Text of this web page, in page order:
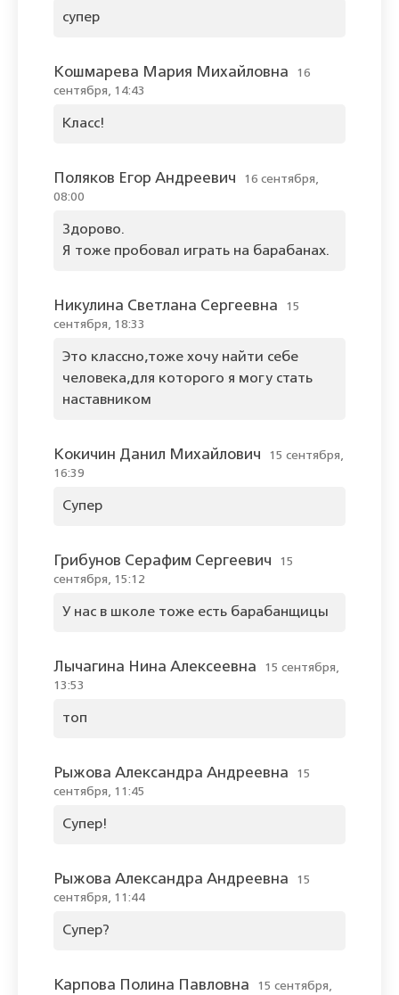
супер
Кошмарева Мария Михайловна
16
сентября, 14:43
Класс!
Поляков Егор Андреевич
16 сентября,
08:00
Здорово.
Я тоже пробовал играть на барабанах.
Никулина Светлана Сергеевна
15
сентября, 18:33
Это классно,тоже хочу найти себе
человека,для которого я могу стать
наставником
Кокичин Данил Михайлович
15 сентября,
16:39
Супер
Грибунов Серафим Сергеевич
15
сентября, 15:12
У нас в школе тоже есть барабанщицы
Лычагина Нина Алексеевна
15 сентября,
13:53
топ
Рыжова Александра Андреевна
15
сентября, 11:45
Супер!
Рыжова Александра Андреевна
15
сентября, 11:44
Супер?
Карпова Полина Павловна
15 сентября,